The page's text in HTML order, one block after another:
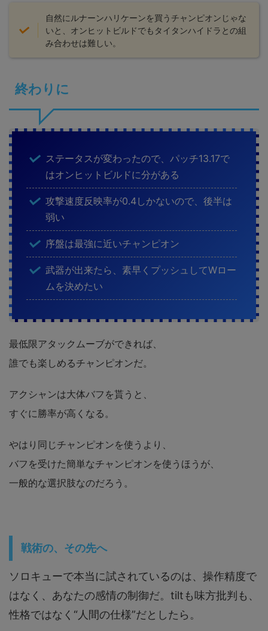
自然にルナーンハリケーンを買うチャンピオンじゃな
いと、オンヒットビルドでもタイタンハイドラとの組
み合わせは難しい。
終わりに
ステータスが変わったので、パッチ13.17で
はオンヒットビルドに分がある
攻撃速度反映率が0.4しかないので、後半は
弱い
序盤は最強に近いチャンピオン
武器が出来たら、素早くプッシュしてWロー
ムを決めたい
最低限アタックムーブができれば、
誰でも楽しめるチャンピオンだ。
アクシャンは大体バフを貰うと、
すぐに勝率が高くなる。
やはり同じチャンピオンを使うより、
バフを受けた簡単なチャンピオンを使うほうが、
一般的な選択肢なのだろう。
戦術の、その先へ
ソロキューで本当に試されているのは、操作精度で
はなく、あなたの感情の制御だ。tiltも味方批判も、
性格ではなく“人間の仕様”だとしたら。